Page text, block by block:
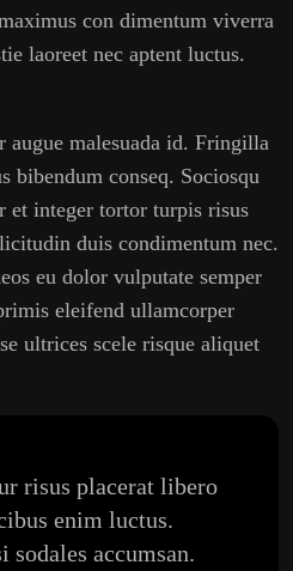
con dimentum viverra
laoreet nec aptent luctus.
augue malesuada id. Fringilla
bibendum conseq. Sociosqu
et integer tortor turpis risus
duis condimentum nec.
eu dolor vulputate semper
eleifend ullamcorper
ultrices scele risque aliquet
risus placerat libero
enim luctus.
accumsan.